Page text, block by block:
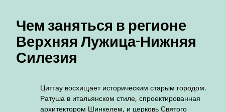
Чем заняться в регионе
Верхняя Лужица-Нижняя
Силезия
Циттау восхищает историческим старым городом.
Ратуша в итальянском стиле, спроектированная
архитектором Шинкелем, и церковь Святого